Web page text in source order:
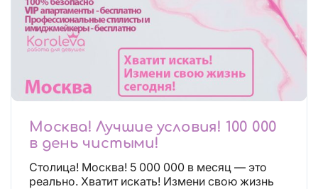
Москва! Лучшие условия! 100 000
в день чистыми!
Столица! Москва! 5 000 000 в месяц — это
реально. Хватит искать! Измени свою жизнь